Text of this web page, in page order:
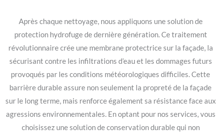
Après chaque nettoyage, nous appliquons une solution de
protection hydrofuge de dernière génération. Ce traitement
révolutionnaire crée une membrane protectrice sur la façade, la
sécurisant contre les infiltrations d’eau et les dommages futurs
provoqués par les conditions météorologiques difficiles. Cette
barrière durable assure non seulement la propreté de la façade
sur le long terme, mais renforce également sa résistance face aux
agressions environnementales. En optant pour nos services, vous
choisissez une solution de conservation durable qui non